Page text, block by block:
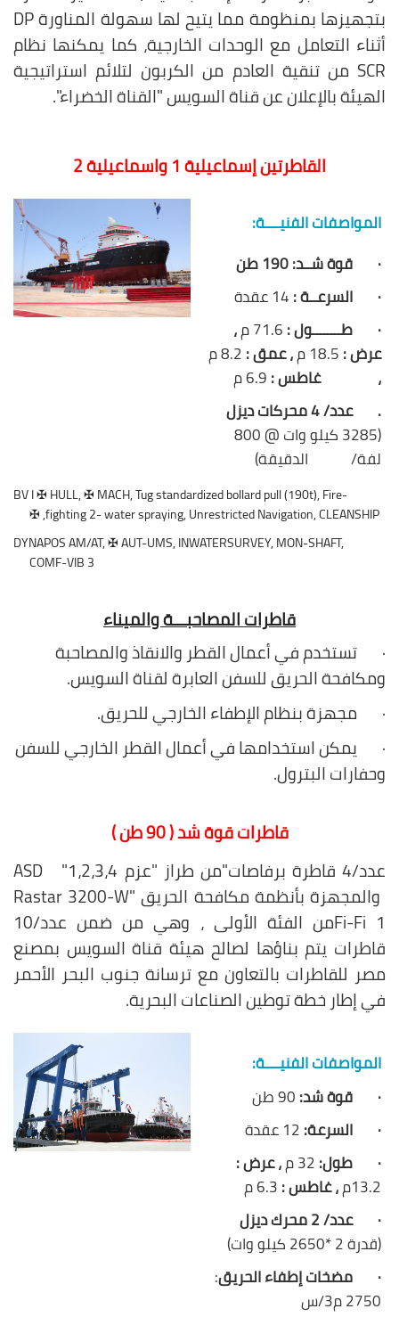
بتجهيزها بمنظومة مما يتيح لها سهولة المناورة
أثناء التعامل مع الوحدات الخارجية، كما يمكنها نظام
SCR من تنقية العادم من الكربون لتلائم استراتيجية
الهيئة بالإعلان عن قناة السويس "القناة الخضراء".
القاطرتين إسماعيلية 1 واسماعيلية 2
المواصفاتالفنيــــة:
·
قوة شــد:190طن
·
السرعــة :14 عقدة
·
طــــــــول :71.6 م ،
عرض :18.5 م ، عمق :8.2 م
، غاطس :6.9 م
. عدد/4محركات ديزل
(3285 كيلو وات @ 800
لفة/ الدقيقة)
BVI✠HULL,✠MACH, Tug standardized bollard pull (190t), Fire-
fighting 2- water spraying, Unrestricted Navigation, CLEANSHIP,
✠
✠AUT-UMS, INWATERSURVEY, MON-SHAFT,
COMF-VIB 3
قاطرات المصاحبـــة والميناء
· تستخدم في أعمال القطر والانقاذ والمصاحبة
ومكافحة الحريق للسفن العابرة لقناة السويس.
· مجهزة بنظام الإطفاء الخارجي للحريق.
· يمكن استخدامها في أعمال القطر الخارجي للسفن
وحفارات البترول.
قاطرات قوة شد ( 90 طن )
عدد/4 قاطرة
برفاصات ASD "عزم 1،2،3،4" من طراز"
Rastar 3200-W"والمجهزة بأنظمة مكافحة الحريق
من الفئة الأولىFi-Fi 1
، وهي من ضمن عدد/10
قاطرات يتم بناؤها لصالح هيئة قناة السويس بمصنع
مصر للقاطرات بالتعاون مع ترسانة جنوب البحر الأحمر
في إطار خطة توطين الصناعات البحرية.
المواصفات الفنيــــة:
·
قوة شد:90 طن
·
السرعة:12 عقدة
·
طول:32 م ، عرض :
13.2م ، غاطس :6.3 م
·
عدد/ 2 محرك ديزل
(قدرة 2 *2650 كيلو وات)
·
مضخات إطفاء الحريق:
2750 م3/س